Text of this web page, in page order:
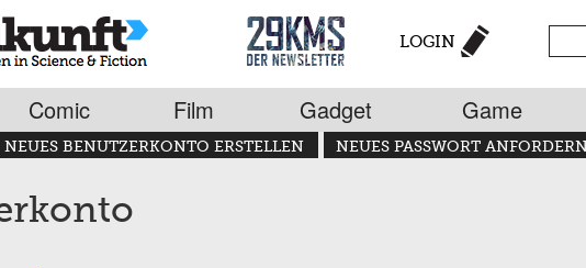
LOGIN
Comic Film Gadget Game
NEUES BENUTZERKONTO ERSTELLEN NEUES PASSWORT ANFORDERN